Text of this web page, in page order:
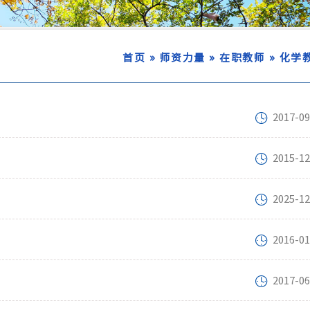
首页 » 师资力量 »在职教师 » 化学
2017-
2015-
2025-
2016-
2017-